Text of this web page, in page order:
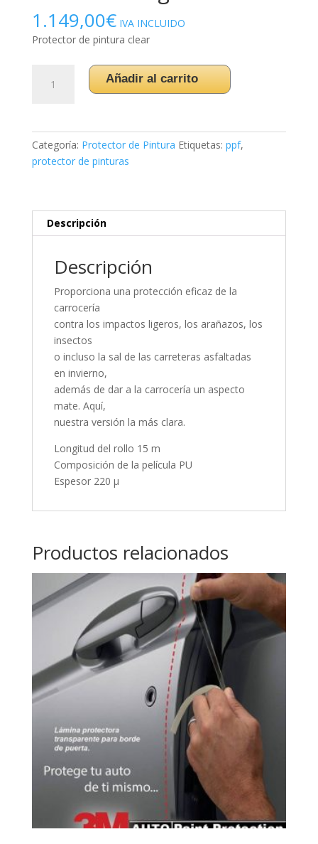
1.149,00€ IVA INCLUIDO
Protector de pintura clear
Seguridad
Añadir al carrito
Categoría: Protector de Pintura Etiquetas: ppf,
protector de pinturas
Descripción
Descripción
Proporciona una protección eficaz de la
carrocería
contra los impactos ligeros, los arañazos, los
insectos
o incluso la sal de las carreteras asfaltadas
en invierno,
además de dar a la carrocería un aspecto
mate. Aquí,
nuestra versión la más clara.
Longitud del rollo 15 m
Composición de la película PU
Espesor 220 μ
Productos relacionados